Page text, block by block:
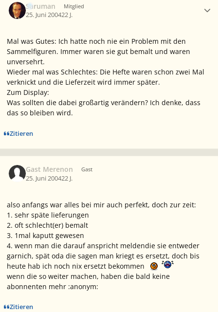
Saruman Mitglied
25. Juni 200422 J.
Mal was Gutes: Ich hatte noch nie ein Problem mit den
Sammelfiguren. Immer waren sie gut bemalt und waren
unversehrt.
Wieder mal was Schlechtes: Die Hefte waren schon zwei Mal
verknickt und die Lieferzeit wird immer später.
Zum Display:
Was sollten die dabei großartig verändern? Ich denke, dass
das so bleiben wird.
Zitieren
Gast Merenon Gast
25. Juni 200422 J.
also anfangs war alles bei mir auch perfekt, doch zur zeit:
1. sehr späte lieferungen
2. oft schlecht(er) bemalt
3. 1mal kaputt gewesen
4. wenn man die darauf anspricht meldendie sie entweder
garnich, spät oda die sagen man kriegt es ersetzt, doch bis
heute hab ich noch nix ersetzt bekommen
wenn die so weiter machen, haben die bald keine
abonnenten mehr :anonym:
Zitieren